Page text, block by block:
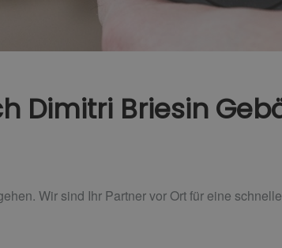
Dimitri Briesin
Wir sind Ihr Partner vor Ort für eine